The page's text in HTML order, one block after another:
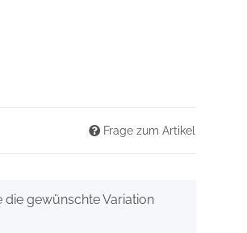
Frage zum Artikel
die gewünschte Variation